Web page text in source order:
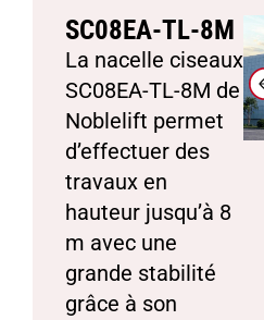
SC08EA-TL-8M
La nacelle ciseaux
SC08EA-TL-8M de
Noblelift permet
d’effectuer des
travaux en
hauteur jusqu’à 8
m avec une
grande stabilité
grâce à son